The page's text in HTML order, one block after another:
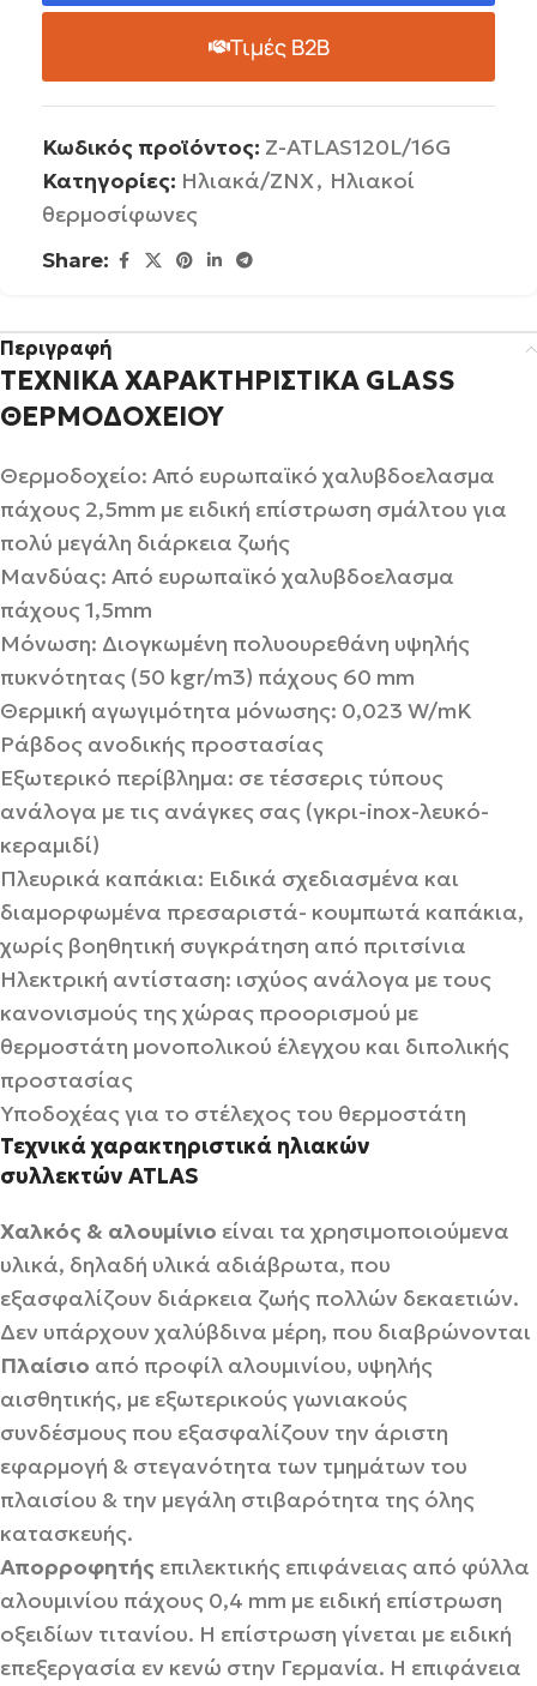
Τιμές B2B
Κωδικός προϊόντος: Z-ATLAS120L/16G
Κατηγορίες: Ηλιακά/ΖΝΧ, Ηλιακοί
θερμοσίφωνες
Share:
Περιγραφή
TΕΧΝΙΚΑ ΧΑΡΑΚΤΗΡΙΣΤΙΚΑ GLASS
ΘΕΡΜΟΔΟΧΕΙΟΥ
Θερμοδοχείο: Από ευρωπαϊκό χαλυβδοελασμα
πάχους 2,5mm με ειδική επίστρωση σμάλτου για
πολύ μεγάλη διάρκεια ζωής
Μανδύας: Από ευρωπαϊκό χαλυβδοελασμα
πάχους 1,5mm
Μόνωση: Διογκωμένη πολυουρεθάνη υψηλής
πυκνότητας (50 kgr/m3) πάχους 60 mm
Θερμική αγωγιμότητα μόνωσης: 0,023 W/mK
Ράβδος ανοδικής προστασίας
Εξωτερικό περίβλημα: σε τέσσερις τύπους
ανάλογα με τις ανάγκες σας (γκρι-inox-λευκό-
κεραμιδί)
Πλευρικά καπάκια: Ειδικά σχεδιασμένα και
διαμορφωμένα πρεσαριστά- κουμπωτά καπάκια,
χωρίς βοηθητική συγκράτηση από πριτσίνια
Ηλεκτρική αντίσταση: ισχύος ανάλογα με τους
κανονισμούς της χώρας προορισμού με
θερμοστάτη μονοπολικού έλεγχου και διπολικής
προστασίας
Υποδοχέας για το στέλεχος του θερμοστάτη
Τεχνικά χαρακτηριστικά ηλιακών
συλλεκτών ATLAS
Χαλκός & αλουμίνιο είναι τα χρησιμοποιούμενα
υλικά, δηλαδή υλικά αδιάβρωτα, που
εξασφαλίζουν διάρκεια ζωής πολλών δεκαετιών.
Δεν υπάρχουν χαλύβδινα μέρη, που διαβρώνονται
Πλαίσιο από προφίλ αλουμινίου, υψηλής
αισθητικής, με εξωτερικούς γωνιακούς
συνδέσμους που εξασφαλίζουν την άριστη
εφαρμογή & στεγανότητα των τμημάτων του
πλαισίου & την μεγάλη στιβαρότητα της όλης
κατασκευής.
Απορροφητής επιλεκτικής επιφάνειας από φύλλα
αλουμινίου πάχους 0,4 mm με ειδική επίστρωση
οξειδίων τιτανίου. Η επίστρωση γίνεται με ειδική
επεξεργασία εν κενώ στην Γερμανία. Η επιφάνεια